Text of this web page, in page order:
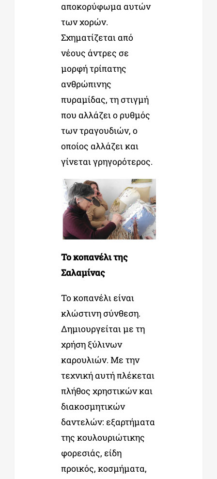
αποκορύφωμα αυτών
των χορών.
Σχηματίζεται από
νέους άντρες σε
μορφή τρίπατης
ανθρώπινης
πυραμίδας, τη στιγμή
που αλλάζει ο ρυθμός
των τραγουδιών, ο
οποίος αλλάζει και
γίνεται γρηγορότερος.
Το κοπανέλι της
Σαλαμίνας
Το κοπανέλι είναι
κλώστινη σύνθεση.
Δημιουργείται με τη
χρήση ξύλινων
καρουλιών. Με την
τεχνική αυτή πλέκεται
πλήθος χρηστικών και
διακοσμητικών
δαντελών: εξαρτήματα
της κουλουριώτικης
φορεσιάς, είδη
προικός, κοσμήματα,